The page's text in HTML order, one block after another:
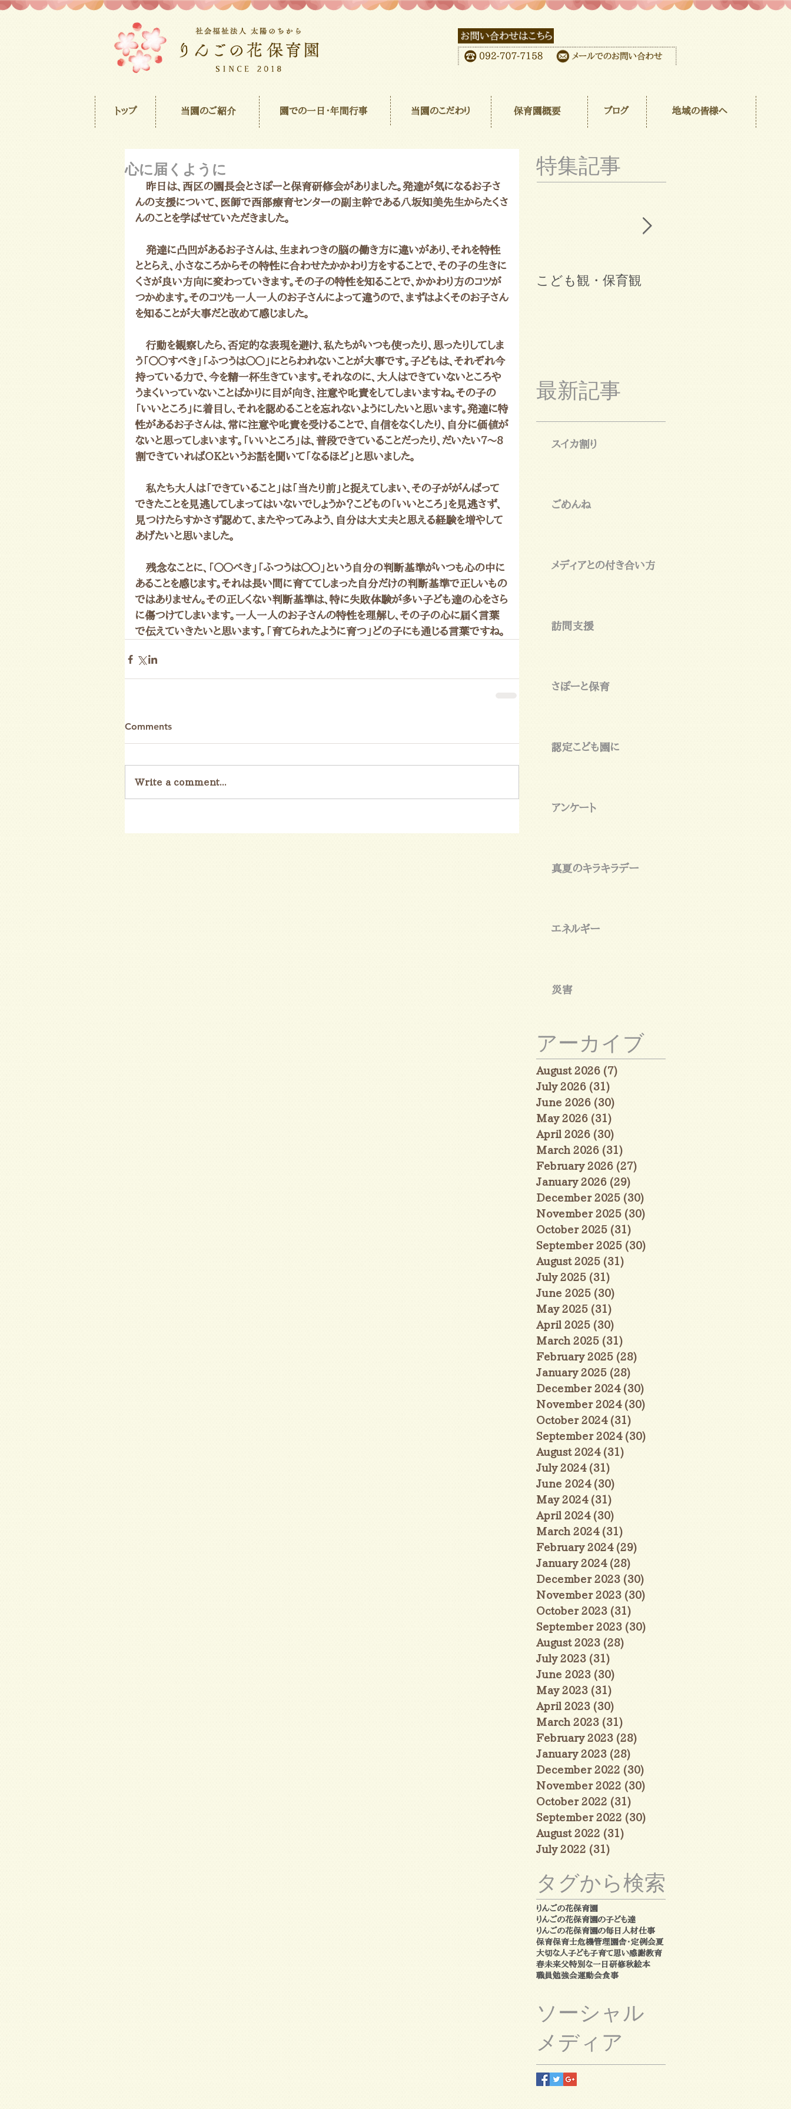
トップ 当園のご紹介 園での一日･年間行事 当園のこだわり 保育園概要 ブログ 地域の皆様へ
心に届くように
昨日は、西区の園長会とさぽーと保育研修会がありました。発達が気になるお子さ
んの支援について、医師で西部療育センターの副主幹である八坂知美先生からたくさ
んのことを学ばせていただきました。
発達に凸凹があるお子さんは、生まれつきの脳の働き方に違いがあり、それを特性
ととらえ、小さなころからその特性に合わせたかかわり方をすることで、その子の生きに
くさが良い方向に変わっていきます。その子の特性を知ることで、かかわり方のコツが
つかめます。そのコツも一人一人のお子さんによって違うので、まずはよくそのお子さん
を知ることが大事だと改めて感じました。
行動を観察したら、否定的な表現を避け、私たちがいつも使ったり、思ったりしてしま
う「〇〇すべき」「ふつうは〇〇」にとらわれないことが大事です。子どもは、それぞれ今
持っている力で、今を精一杯生きています。それなのに、大人はできていないところや
うまくいっていないことばかりに目が向き、注意や叱責をしてしまいますね。その子の
「いいところ」に着目し、それを認めることを忘れないようにしたいと思います。発達に特
性があるお子さんは、常に注意や叱責を受けることで、自信をなくしたり、自分に価値が
ないと思ってしまいます。「いいところ」は、普段できていることだったり、だいたい7～8
割できていればOKというお話を聞いて「なるほど」と思いました。
私たち大人は「できていること」は「当たり前」と捉えてしまい、その子ががんばって
できたことを見逃してしまってはいないでしょうか？こどもの「いいところ」を見逃さず、
見つけたらすかさず認めて、またやってみよう、自分は大丈夫と思える経験を増やして
あげたいと思いました。
残念なことに、「〇〇べき」「ふつうは〇〇」という自分の判断基準がいつも心の中に
あることを感じます。それは長い間に育ててしまった自分だけの判断基準で正しいもの
ではありません。その正しくない判断基準は、特に失敗体験が多い子ども達の心をさら
に傷つけてしまいます。一人一人のお子さんの特性を理解し、その子の心に届く言葉
で伝えていきたいと思います。「育てられたように育つ」どの子にも通じる言葉ですね。
Comments
Write a comment...
特集記事
こども観・保育観
最新記事
スイカ割り
ごめんね
メディアとの付き合い方
訪問支援
さぽーと保育
認定こども園に
アンケート
真夏のキラキラデー
エネルギー
災害
アーカイブ
August 2026 (7)
July 2026 (31)
June 2026 (30)
May 2026 (31)
April 2026 (30)
March 2026 (31)
February 2026 (27)
January 2026 (29)
December 2025 (30)
November 2025 (30)
October 2025 (31)
September 2025 (30)
August 2025 (31)
July 2025 (31)
June 2025 (30)
May 2025 (31)
April 2025 (30)
March 2025 (31)
February 2025 (28)
January 2025 (28)
December 2024 (30)
November 2024 (30)
October 2024 (31)
September 2024 (30)
August 2024 (31)
July 2024 (31)
June 2024 (30)
May 2024 (31)
April 2024 (30)
March 2024 (31)
February 2024 (29)
January 2024 (28)
December 2023 (30)
November 2023 (30)
October 2023 (31)
September 2023 (30)
August 2023 (28)
July 2023 (31)
June 2023 (30)
May 2023 (31)
April 2023 (30)
March 2023 (31)
February 2023 (28)
January 2023 (28)
December 2022 (30)
November 2022 (30)
October 2022 (31)
September 2022 (30)
August 2022 (31)
July 2022 (31)
タグから検索
りんごの花保育園
りんごの花保育園の子ども達
りんごの花保育園の毎日 人材仕事
保育保育士危機管理園舎・定例会夏
大切な人子ども子育て思い感謝教育
春未来父特別な一日研修秋絵本
職員勉強会運動会食事
ソーシャル
メディア